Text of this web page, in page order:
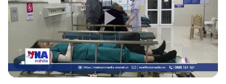
Play
Video